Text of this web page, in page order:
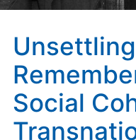
Unsettling
Social